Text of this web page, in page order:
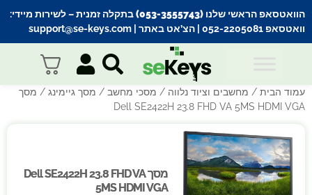
הוואטסאפ הראשי שלנו (053-3555743) בתקלה זמנית
– לשירות מיידי:
וואטסאפ 052-2205081
| הצ’אט באתר | support@se-keys.com
עמוד הבית / מחשבים וציוד נלווה / מסכי מחשב / מסך גיימינג / מסך
Dell SE2422H 23.8 FHD VA 5MS HDMI VGA
מסך Dell SE2422H 23.8 FHD VA
5MS HDMI VGA
מסך Dell SE2422H 23.8 FHD VA
5MS HDMI VGA